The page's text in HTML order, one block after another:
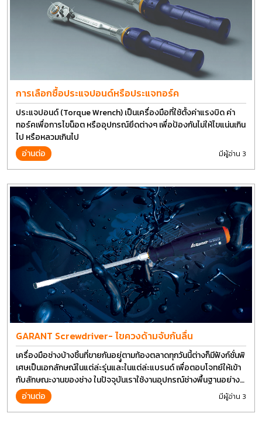
การเลือกซื้อประแจปอนด์หรือประแจทอร์ค
ประแจปอนด์ (Torque Wrench) เป็นเครื่องมือที่ใช้ตั้งค่าแรงบิด ค่า
ทอร์คเพื่อการไขน็อต หรืออุปกรณ์ยึดต่างๆ เพื่อป้องกันไม่ให้ไขแน่นเกิน
ไป หรือหลวมเกินไป
อ่านต่อ
มีผู้อ่าน 3
GARANT Screwdriver- ไขควงด้ามจับกันลื่น
เครื่องมือช่างบ้างชิ้นที่ขายกันอยุู่ตามท้องตลาดทุกวันนี้ต่างก็มีฟังก์ชั่นพิ
เศษเป็นเอกลักษณ์ในแต่ล่ะรุ่นและในแต่ล่ะแบรนด์ เพื่อตอบโจทย์ให้เข้า
กับลักษณะงานของช่าง ในปัจจุบันเราใช้งานอุปกรณ์ช่างพื้นฐานอย่าง
ไขควงกันในงานหลายประเภททำให้มีการปรับเปลี่ยนรูปแบบ
อ่านต่อ มีผู้อ่าน 3